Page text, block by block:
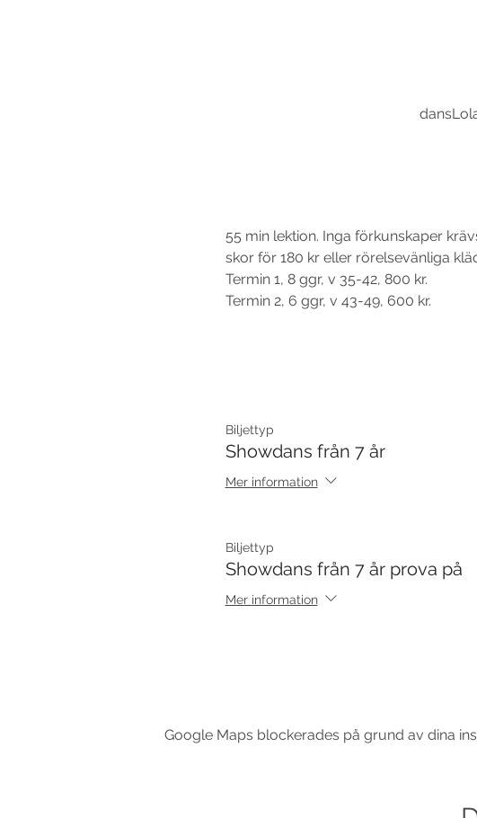
55 min lektion. Inga förkunskaper
Termin 2, 6 ggr, v 43-49, 600 kr.
Biljettyp
Showdans från 7 år
Mer information
Biljettyp
Showdans från 7 år prova på
Mer information
Google Maps blockerades på grund av dina